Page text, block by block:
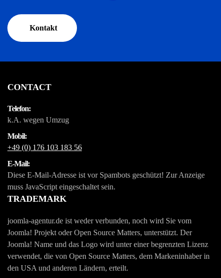
Kontakt
CONTACT
Telefon:
k.A. wegen Umzug
Mobil:
+49 (0) 176 103 183 56
E-Mail:
Diese E-Mail-Adresse ist vor Spambots geschützt! Zur Anzeige
muss JavaScript eingeschaltet sein.
TRADEMARK
joomla-agentur.de ist weder verbunden, noch wird Sie vom
Joomla! Projekt oder Open Source Matters, unterstützt. Der
Joomla! Name und das Logo wird unter einer begrenzten Lizenz
verwendet, die von Open Source Matters, dem Markeninhaber in
den USA und anderen Ländern, erteilt.